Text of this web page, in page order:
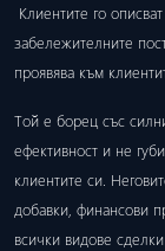
Клиентите го
забележителните
проявява към
Той е борец със
ефективност и не
клиентите си.
добавки, финансови
всички видове